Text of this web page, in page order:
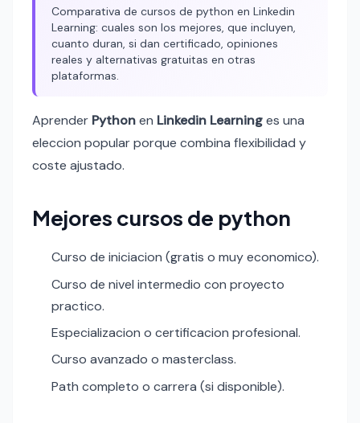
Comparativa de cursos de python en Linkedin
Learning: cuales son los mejores, que incluyen,
cuanto duran, si dan certificado, opiniones
reales y alternativas gratuitas en otras
plataformas.
Aprender Pythonen Linkedin Learninges una
eleccion popular porque combina flexibilidad y
coste ajustado.
Mejores cursos de python
Curso de iniciacion (gratis o muy economico).
Curso de nivel intermedio con proyecto
practico.
Especializacion o certificacion profesional.
Curso avanzado o masterclass.
Path completo o carrera (si disponible).